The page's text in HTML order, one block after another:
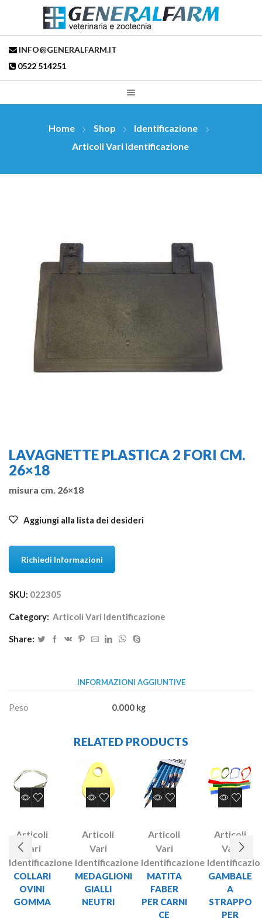
INFO@GENERALFARM.IT
0522 514251
Home Shop
Identificazione
Articoli Vari Identificazione
LAVAGNETTE PLASTICA 2 FORI CM.
26×18
misura cm. 26×18
Aggiungi alla lista dei desideri
Richiedi Informazioni
SKU: 022305
Category: Articoli Vari Identificazione
Share:
INFORMAZIONI AGGIUNTIVE
Peso 0.000 kg
RELATED PRODUCTS
Articoli
Vari
Identificazione
COLLARI
OVINI
GOMMA
Articoli
Vari
Identificazione
MEDAGLIONI
GIALLI
NEUTRI
Articoli
Vari
Identificazione
MATITA
FABER
PER CARNI
CE
Articoli
Vari
GAMBALE
A
STRAPPO
PER